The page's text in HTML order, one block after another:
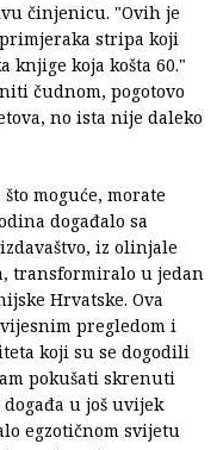
činjenicu. "Ovih je
stripa koji
knjige koja košta 60."
čudnom, pogotovo
no ista nije daleko
moguće, morate
događalo sa
iz olinjale
transformiralo u jedan
Hrvatske. Ova
pregledom i
koji su se dogodili
pokušati skrenuti
u još uvijek
egzotičnom svijetu